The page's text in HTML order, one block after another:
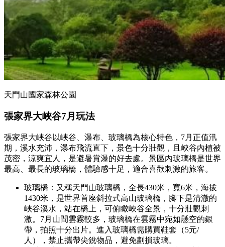
天門山國家森林公園
張家界大峽谷7月玩法
張家界大峽谷以峽谷、瀑布、玻璃橋為核心特色，7月正值汛
期，溪水充沛，瀑布飛流直下，景色十分壯觀，且峽谷內植被
茂密，涼爽宜人，是避暑賞瀑的好去處。景區內玻璃橋是世界
最高、最長的玻璃橋，體驗感十足，適合喜歡刺激的旅客。
玻璃橋：又稱天門山玻璃橋，全長430米，寬6米，海拔
1430米，是世界首座斜拉式高山玻璃橋，腳下是清澈的
峽谷溪水，站在橋上，可俯瞰峽谷全景，十分壯觀刺
激。7月山間雲霧較多，玻璃橋在雲霧中宛如懸空的銀
帶，拍照十分出片。進入玻璃橋需購買鞋套（5元/
人），禁止攜帶尖銳物品，避免劃損玻璃。